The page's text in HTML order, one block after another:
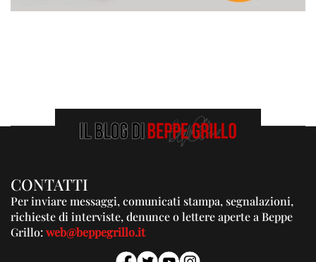
CONTATTI
Per inviare messaggi, comunicati stampa, segnalazioni,
richieste di interviste, denunce o lettere aperte a Beppe
Grillo:web@beppegrillo.it